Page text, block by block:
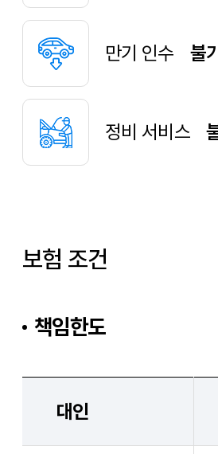
만기 인수 불
정비 서비스
보험 조건
책임한도
대인